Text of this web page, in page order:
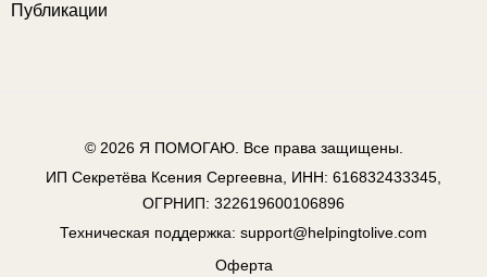
Публикации
© 2026 Я ПОМОГАЮ. Все права защищены.
ИП Секретёва Ксения Сергеевна, ИНН: 616832433345,
ОГРНИП: 322619600106896
Техническая поддержка: support@helpingtolive.com
Оферта